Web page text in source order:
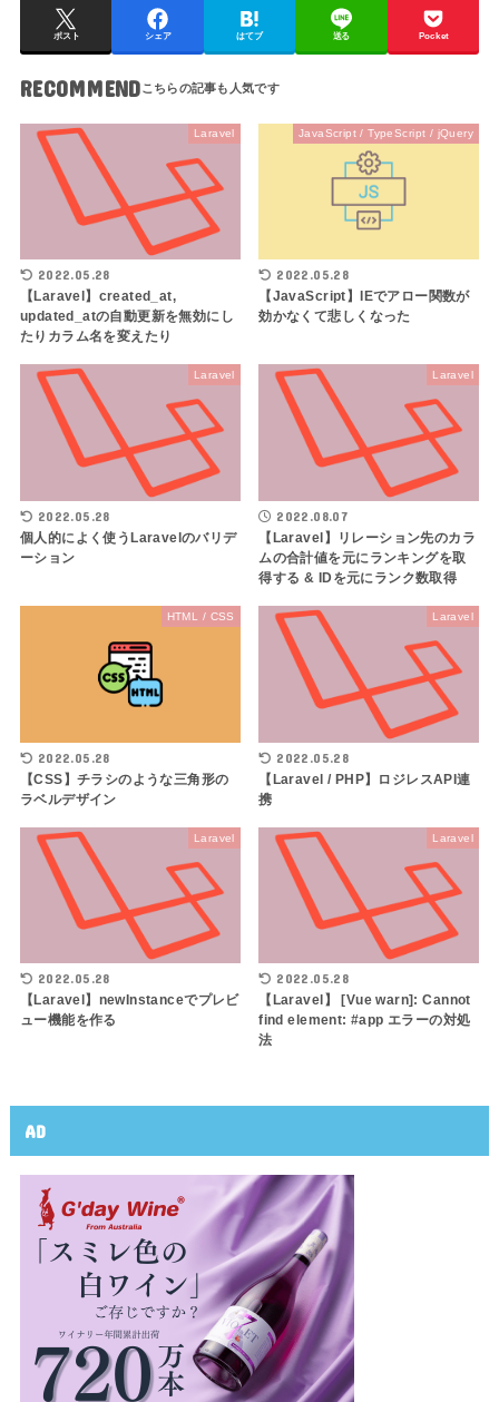
ポスト シェア はてブ 送る Pocket
RECOMMEND
Laravel
2022.05.28
【Laravel】created_at,
updated_atの自動更新を無効にし
たりカラム名を変えたり
JavaScript / TypeScript / jQuery
2022.05.28
【JavaScript】IEでアロー関数が
効かなくて悲しくなった
Laravel
2022.05.28
個人的によく使うLaravelのバリデ
ーション
Laravel
2022.08.07
【Laravel】リレーション先のカラ
ムの合計値を元にランキングを取
得する & IDを元にランク数取得
HTML / CSS
2022.05.28
【CSS】チラシのような三角形の
ラベルデザイン
Laravel
2022.05.28
【Laravel / PHP】ロジレスAPI連
携
Laravel
2022.05.28
【Laravel】newInstanceでプレビ
ュー機能を作る
Laravel
2022.05.28
【Laravel】 [Vue warn]: Cannot
find element: #app エラーの対処
法
AD